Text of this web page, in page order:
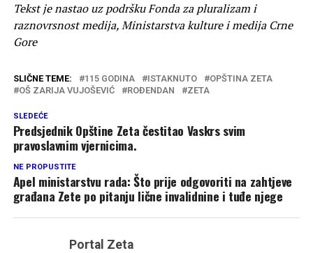
Tekst je nastao uz podršku Fonda za pluralizam i
raznovrsnost medija, Ministarstva kulture i medija Crne
Gore
SLIČNE TEME: 115 GODINA ISTAKNUTO
OPŠTINA ZETA
OŠ ZARIJA VUJOŠEVIĆ
ROĐENDAN ZETA
SLEDEĆE
Predsjednik Opštine Zeta čestitao Vaskrs svim
pravoslavnim vjernicima.
NE PROPUSTITE
Apel ministarstvu rada: Što prije odgovoriti na zahtjeve
građana Zete po pitanju lične invalidnine i tuđe njege
Portal Zeta